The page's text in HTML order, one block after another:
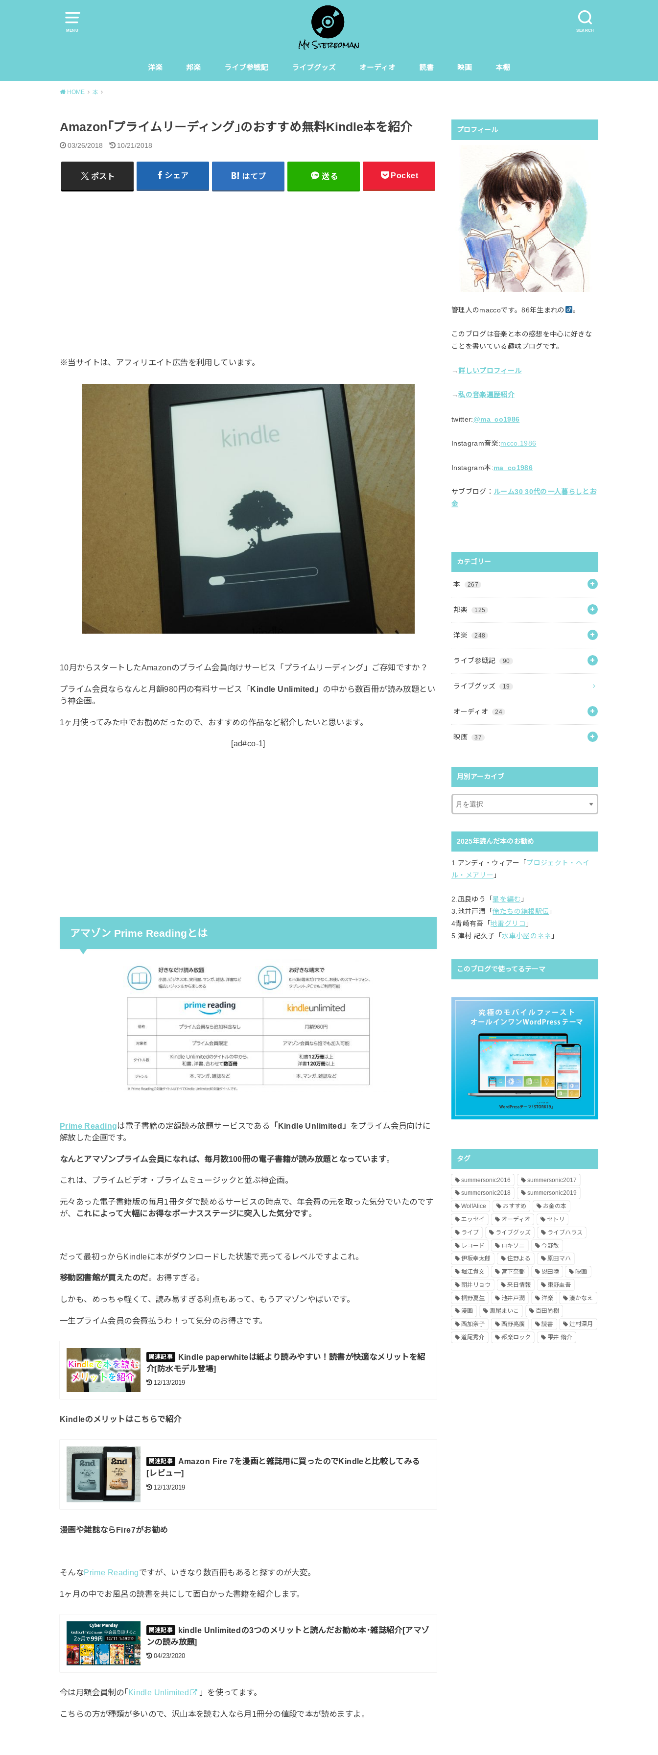
MENU SEARCH
洋楽 邦楽 ライブ参戦記 ライブグッズ オーディオ 読書 映画 本棚
HOME 本
Amazon｢プライムリーディング｣のおすすめ無料Kindle本を紹介
03/26/2018 10/21/2018
ポスト シェア はてブ 送る Pocket
※当サイトは、アフィリエイト広告を利用しています。
10月からスタートしたAmazonのプライム会員向けサービス「プライムリーディング」ご存知ですか？
プライム会員ならなんと月額980円の有料サービス「Kindle Unlimited」 の中から数百冊が読み放題とい
う神企画。
1ヶ月使ってみた中でお勧めだったので、おすすめの作品など紹介したいと思います。
[ad#co-1]
アマゾン Prime Readingとは
Prime Readingは電子書籍の定額読み放題サービスである 「Kindle Unlimited」 をプライム会員向けに
解放した企画です。
なんとアマゾンプライム会員になれば、毎月数100冊の電子書籍が読み放題となっています。
これは、プライムビデオ・プライムミュージックと並ぶ神企画。
元々あった電子書籍版の毎月1冊タダで読めるサービスの時点で、年会費の元を取った気分でいたのです
が、
これによって大幅にお得なボーナスステージに突入した気分です。
だって最初っからKindleに本がダウンロードした状態で売ってるレベルですよこれ。
移動図書館が買えたのだ。お得すぎる。
しかも、めっちゃ軽くて、読み易すぎる利点もあって、もうアマゾンやばいです。
一生プライム会員の会費払うわ！って気分のお得さです。
Kindle paperwhiteは紙より読みやすい！読書が快適なメリットを紹
介[防水モデル登場]
12/13/2019
Kindleのメリットはこちらで紹介
Amazon Fire 7を漫画と雑誌用に買ったのでKindleと比較してみる
[レビュー]
12/13/2019
漫画や雑誌ならFire7がお勧め
そんなPrime Readingですが、いきなり数百冊もあると探すのが大変。
1ヶ月の中でお風呂の読書を共にして面白かった書籍を紹介します。
kindle Unlimitedの3つのメリットと読んだお勧め本･雑誌紹介[アマゾ
ンの読み放題]
04/23/2020
今は月額会員制の｢Kindle Unlimited 」を使ってます。
こちらの方が種類が多いので、沢山本を読む人なら月1冊分の値段で本が読めますよ。
プロフィール
管理人のmaccoです。86年生まれの 。
このブログは音楽と本の感想を中心に好きな
ことを書いている趣味ブログです。
→詳しいプロフィール
→私の音楽遍歴紹介
twitter:@ma_co1986
Instagram音楽:mcco.1986
Instagram本:ma_co1986
サブブログ： ルーム30 30代の一人暮らしとお
金
カテゴリー
本 267
邦楽 125
洋楽 248
ライブ参戦記 90
ライブグッズ 19
オーディオ 24
映画 37
月別アーカイブ
2025年読んだ本のお勧め
1.アンディ・ウィアー「 プロジェクト・ヘイ
ル・メアリー 」
2.凪良ゆう「星を編む 」
3.池井戸潤「俺たちの箱根駅伝 」
4青崎有吾「地雷グリコ 」
5.津村 記久子「水車小屋のネネ 」
このブログで使ってるテーマ
タグ
summersonic2016
summersonic2017
summersonic2018
summersonic2019
WolfAlice
おすすめ
お金の本
エッセイ
オーディオ
セトリ
ライブ
ライブグッズ
ライブハウス
レコード
ロキソニ
今野敏
伊坂幸太郎
住野よる
原田マハ
堀江貴文
宮下奈都 恩田陸
映画
朝井リョウ
来日情報
東野圭吾
桐野夏生
池井戸潤 洋楽
湊かなえ
漫画
瀬尾まいこ
百田尚樹
西加奈子
西野亮廣 読書
辻村深月
道尾秀介
邦楽ロック 雫井 脩介